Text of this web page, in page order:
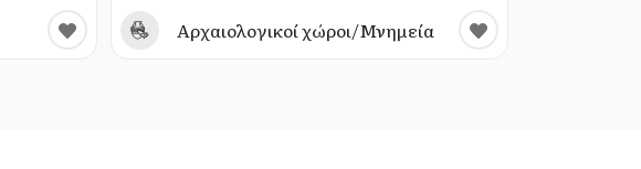
Αρχαιολογικοί χώροι/Μνημεία